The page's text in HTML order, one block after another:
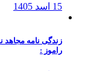
15 اسد 1405
زندگی نامه مجاهد
راموز :